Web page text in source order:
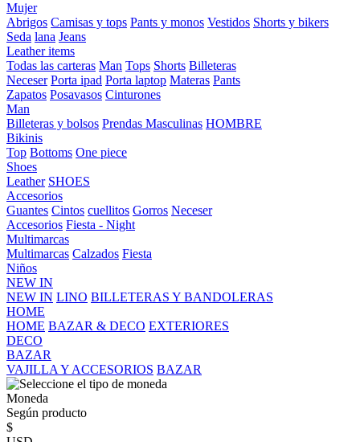
Mujer
Abrigos Camisas y tops Pants y monos Vestidos Shorts y bikers
Seda lana Jeans
Leather items
Todas las carteras Man Tops Shorts Billeteras
Neceser Porta ipad Porta laptop Materas Pants
Zapatos Posavasos Cinturones
Man
Billeteras y bolsos Prendas Masculinas HOMBRE
Bikinis
Top Bottoms One piece
Shoes
Leather SHOES
Accesorios
Guantes Cintos cuellitos Gorros Neceser
Accesorios Fiesta - Night
Multimarcas
Multimarcas Calzados Fiesta
Niños
NEW IN
NEW IN LINO BILLETERAS Y BANDOLERAS
HOME
HOME BAZAR & DECO EXTERIORES
DECO
BAZAR
VAJILLA Y ACCESORIOS BAZAR
Moneda
Según producto
$